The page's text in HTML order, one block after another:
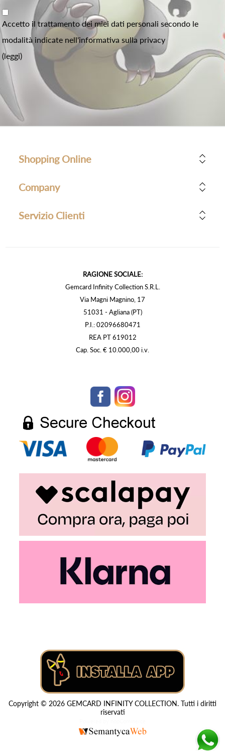
Accetto il trattamento dei miei dati personali secondo le
modalità indicate nell'informativa sulla privacy
(leggi)
Shopping Online
Company
Servizio Clienti
RAGIONE SOCIALE:
Gemcard Infinity Collection S.R.L.
Via Magni Magnino, 17
51031 - Agliana (PT)
P.I.: 02096680471
REA PT 619012
Cap. Soc. € 10.000,00 i.v.
Copyright © 2026 GEMCARD INFINITY COLLECTION. Tutti i diritti
riservati